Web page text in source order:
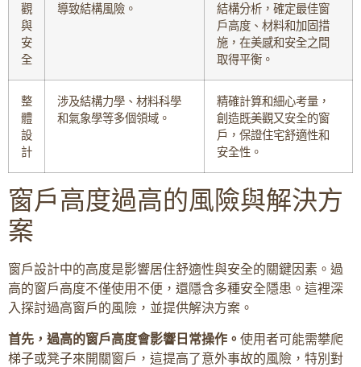
觀
與
安
全
導致結構風險。
結構分析，確定最佳窗
戶高度、材料和加固措
施，在美感和安全之間
取得平衡。
整
體
設
計
涉及結構力學、材料科學
和氣象學等多個領域。
精確計算和細心考量，
創造既美觀又安全的窗
戶，保證住宅舒適性和
安全性。
窗戶高度過高的風險與解決方
案
窗戶設計中的高度是影響居住舒適性與安全的關鍵因素。過
高的窗戶高度不僅使用不便，還隱含多種安全隱患。這裡深
入探討過高窗戶的風險，並提供解決方案。
首先，過高的窗戶高度會影響日常操作。 使用者可能需攀爬
梯子或凳子來開關窗戶，這提高了意外事故的風險，特別對